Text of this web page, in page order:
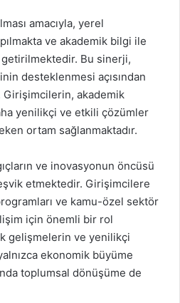
amacıyla, yerel
ve akademik bilgi ile
Bu sinerji,
desteklenmesi açısından
Girişimcilerin, akademik
yenilikçi ve etkili çözümler
ortam sağlanmaktadır.
ve inovasyonun öncüsü
etmektedir. Girişimcilere
ve kamu-özel sektör
için önemli bir rol
gelişmelerin ve yenilikçi
ekonomik büyüme
toplumsal dönüşüme de